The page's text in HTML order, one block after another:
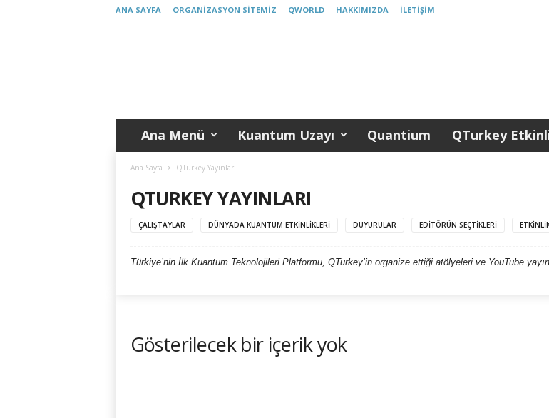
ANA SAYFA ORGANIZASYON SITEMIZ QWORLD HAKKIMIZDA İLETIŞIM
m
ü
Ana Menü Kuantum Uzayı Quantium QTurkey
Ana Sayfa QTurkey Yayınları
QTURKEY YAYINLARI
ÇALIŞTAYLAR DÜNYADA KUANTUM ETKINLIKLERI DUYURULAR EDITÖRÜN SEÇTIKLERI
Türkiye’nin İlk Kuantum Teknolojileri Platformu, QTurkey’in organize ettiği atölyeleri ve YouTube
Gösterilecek bir içerik yok